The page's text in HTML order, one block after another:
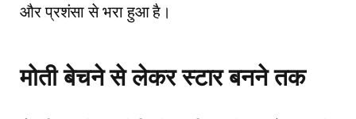
और प्रशंसा से भरा हुआ है।
मोती बेचने से लेकर स्टार बनने तक